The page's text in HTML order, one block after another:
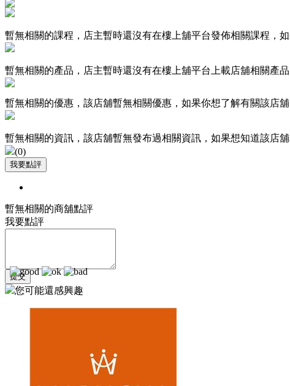
暫無相關的課程，店主暫時還沒有在樓上舖平台發佈相關課程，
暫無相關的產品，店主暫時還沒有在樓上舖平台上載店舖相關產
暫無相關的優惠，該店舖暫無相關優惠，如果你想了解有關該店
暫無相關的資訊，該店舖暫無發布過相關資訊，如果想知道該店舖
(0)
暫無相關的商舖點評
我要點評
您可能還感興趣